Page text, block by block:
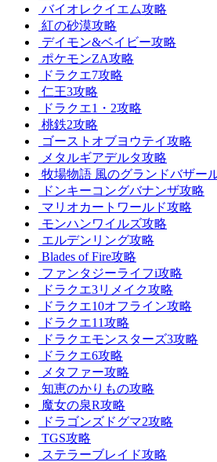
バイオレクイエム攻略
紅の砂漠攻略
デイモン&ベイビー攻略
ポケモンZA攻略
ドラクエ7攻略
仁王3攻略
ドラクエ1・2攻略
桃鉄2攻略
ゴーストオブヨウテイ攻略
メタルギアデルタ攻略
牧場物語 風のグランドバザー
ドンキーコングバナンザ攻略
マリオカートワールド攻略
モンハンワイルズ攻略
エルデンリング攻略
Blades of Fire攻略
ファンタジーライフi攻略
ドラクエ3リメイク攻略
ドラクエ10オフライン攻略
ドラクエ11攻略
ドラクエモンスターズ3攻略
ドラクエ6攻略
メタファー攻略
知恵のかりもの攻略
魔女の泉R攻略
ドラゴンズドグマ2攻略
TGS攻略
ステラーブレイド攻略